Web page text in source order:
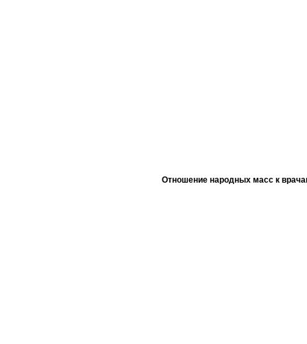
Отношение народных масс к